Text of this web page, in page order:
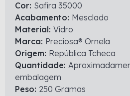
Cor: Safira 35000
Acabamento: Mesclado
Material: Vidro
Marca: Preciosa® Ornela
Origem: República Tcheca
Quantidade:
embalagem
Peso: 250 Gramas